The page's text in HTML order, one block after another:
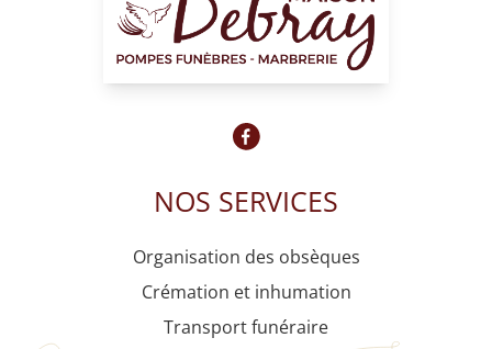
NOS SERVICES
Organisation des obsèques
Crémation et inhumation
Transport funéraire